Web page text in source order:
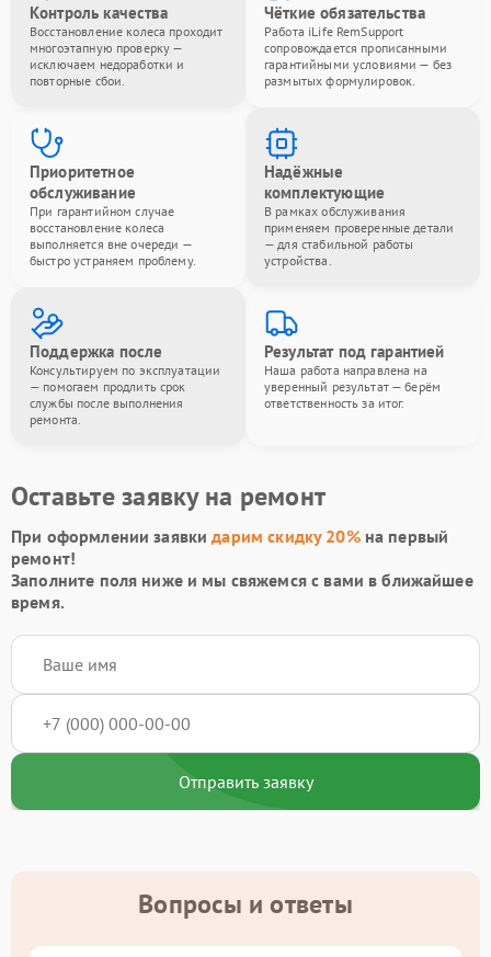
Контроль качества
Восстановление колеса проходит
многоэтапную проверку —
исключаем недоработки и
повторные сбои.
Чёткие обязательства
Работа iLife RemSupport
сопровождается прописанными
гарантийными условиями — без
размытых формулировок.
Приоритетное
обслуживание
При гарантийном случае
восстановление колеса
выполняется вне очереди —
быстро устраняем проблему.
Надёжные
комплектующие
В рамках обслуживания
применяем проверенные детали
— для стабильной работы
устройства.
Поддержка после
Консультируем по эксплуатации
— помогаем продлить срок
службы после выполнения
ремонта.
Результат под гарантией
Наша работа направлена на
уверенный результат — берём
ответственность за итог.
Оставьте заявку на ремонт
При оформлении заявкидарим скидку 20%на первый
ремонт!
Заполните поля ниже и мы свяжемся с вами в ближайшее
время.
Отправить заявку
Вопросы и ответы